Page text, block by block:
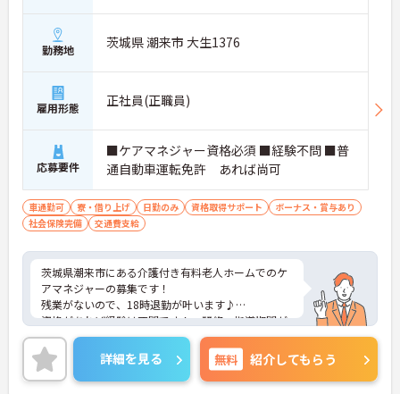
勤務地 茨城県 潮来市 大生1376
雇用形態 正社員(正職員)
応募要件
■ケアマネジャー資格必須 ■経験不問 ■普
通自動車運転免許 あれば尚可
車通勤可 寮・借り上げ 日勤のみ 資格取得サポート
ボーナス・賞与あり
社会保険完備
交通費支給
茨城県潮来市にある介護付き有料老人ホームでのケ
アマネジャーの募集です！
残業がないので、18時退勤が叶います♪
資格があれば経験は不問です！ 研修、指導期間が
あるのでご安心ください☆
ご興味のある方には、面接対策ポイントなど、さら
に詳細をお話しいたしますのでお気軽にご相談くだ
さい！
詳細を見る 無料 紹介してもらう